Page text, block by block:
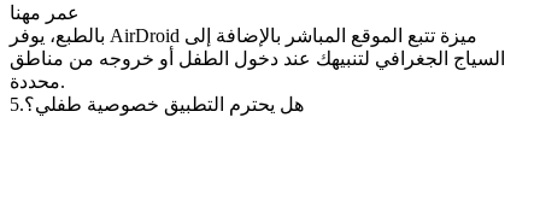
عمر مهنا
بالطبع، يوفر AirDroid ميزة تتبع الموقع المباشر بالإضافة إلى
السياج الجغرافي لتنبيهك عند دخول الطفل أو خروجه من مناطق
محددة.
5.هل يحترم التطبيق خصوصية طفلي؟